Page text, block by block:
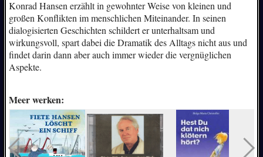
Konrad Hansen erzählt in gewohnter Weise von kleinen und
großen Konflikten im menschlichen Miteinander. In seinen
dialogisierten Geschichten schildert er unterhaltsam und
wirkungsvoll, spart dabei die Dramatik des Alltags nicht aus und
findet darin dann aber auch immer wieder die vergnüglichen
Aspekte.
Meer werken: